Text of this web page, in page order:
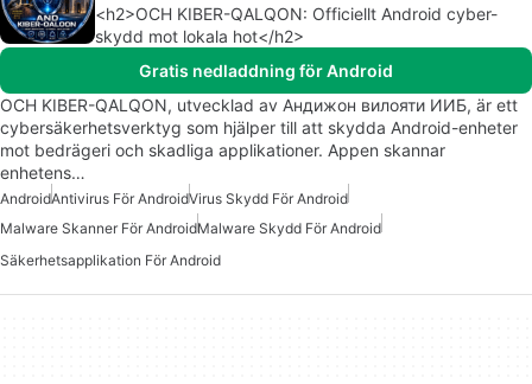
<h2>OCH KIBER-QALQON: Officiellt Android cyber-
skydd mot lokala hot</h2>
Gratis nedladdning för Android
OCH KIBER-QALQON, utvecklad av Андижон вилояти ИИБ, är ett
cybersäkerhetsverktyg som hjälper till att skydda Android-enheter
mot bedrägeri och skadliga applikationer. Appen skannar
enhetens…
AndroidAntivirus För AndroidVirus Skydd För Android
Malware Skanner För AndroidMalware Skydd För Android
Säkerhetsapplikation För Android